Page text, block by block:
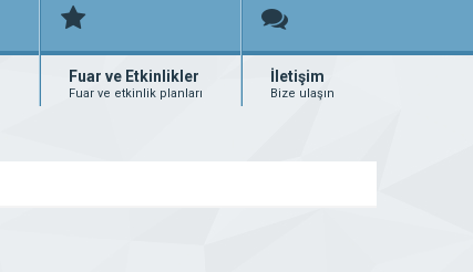
Fuar ve Etkinlikler
Fuar ve etkinlik planları
İletişim
Bize ulaşın